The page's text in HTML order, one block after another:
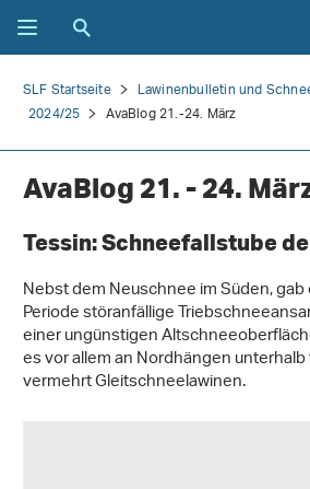
SLF Startseite Lawinenbulletin und
2024/25
AvaBlog 21.-24. März
AvaBlog 21. - 24.
Tessin: Schneefallstube
Nebst dem Neuschnee im Süden,
Periode störanfällige
einer ungünstigen
es vor allem an Nordhängen
vermehrt Gleitschneelawinen.